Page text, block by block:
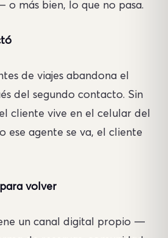
o más bien, lo que no pasa.
de viajes abandona el
del segundo contacto. Sin
cliente vive en el celular del
ese agente se va, el cliente
volver
un canal digital propio —